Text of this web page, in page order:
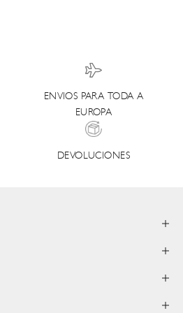
ENVIOS PARA TODA A
EUROPA
DEVOLUCIONES